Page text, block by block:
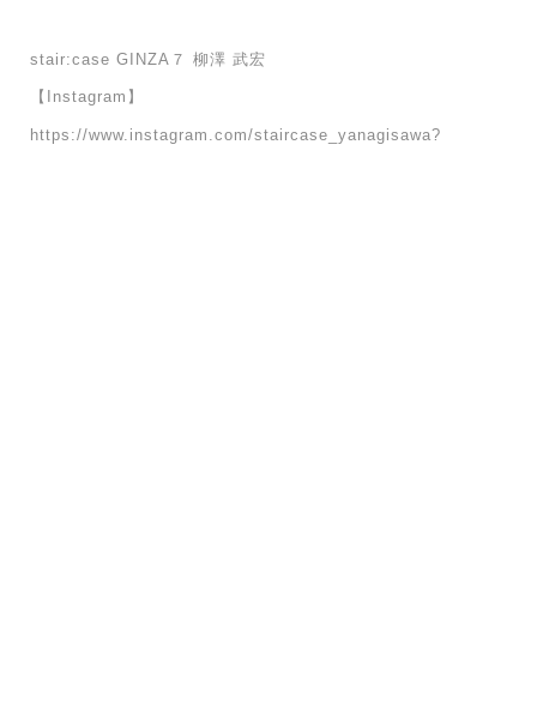
stair:case GINZA７ 柳澤 武宏
【Instagram】
https://www.instagram.com/staircase_yanagisawa?